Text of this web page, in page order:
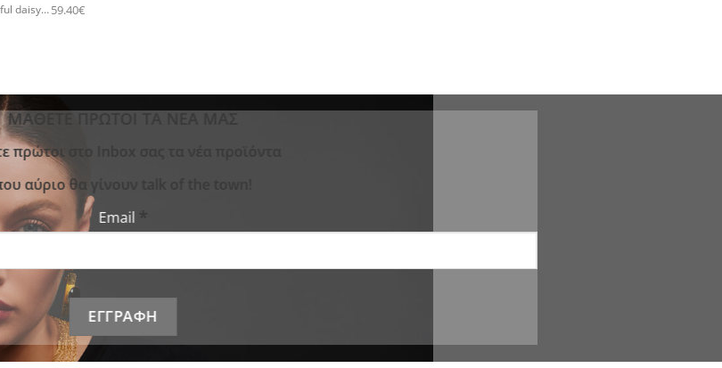
5634A Colourful daisy pendant χειροποίητο κολιέ Catherine bijoux Τυρκουάζ59.40€
ΜΑΘΕΤΕ ΠΡΩΤΟΙ ΤΑ ΝΕΑ ΜΑΣ
πρώτοι στο Inbox σας τα νέα προϊόντα
αύριο θα γίνουν talk of the town!
Email